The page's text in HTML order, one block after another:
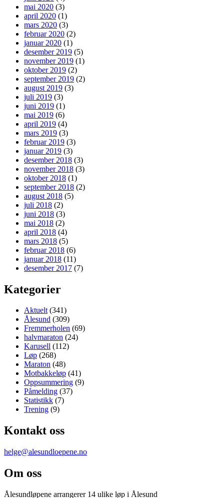
mai 2020 (3)
april 2020 (1)
mars 2020 (3)
februar 2020 (2)
januar 2020 (1)
desember 2019 (5)
november 2019 (1)
oktober 2019 (2)
september 2019 (2)
august 2019 (3)
juli 2019 (3)
juni 2019 (1)
mai 2019 (6)
april 2019 (4)
mars 2019 (3)
februar 2019 (3)
januar 2019 (3)
desember 2018 (3)
november 2018 (3)
oktober 2018 (1)
september 2018 (2)
august 2018 (5)
juli 2018 (2)
juni 2018 (3)
mai 2018 (2)
april 2018 (4)
mars 2018 (5)
februar 2018 (6)
januar 2018 (11)
desember 2017 (7)
Kategorier
Aktuelt(341)
Ålesund (309)
Fremmerholen (69)
halvmaraton (24)
Karusell (112)
Løp (268)
Maraton (48)
Motbakkeløp (41)
Oppsummering (9)
Påmelding (37)
Statistikk (7)
Trening (9)
Kontakt oss
helge@alesundloepene.no
Om oss
Ålesundløpene arrangerer 14 ulike løp i Ålesund